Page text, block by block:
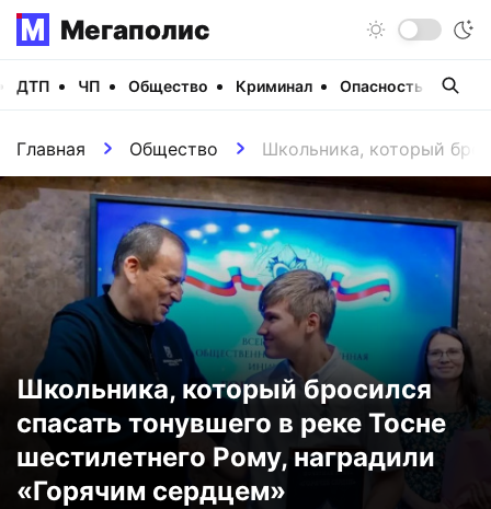
Мегаполис
ДТП ЧП Общество Криминал Опасность
Главная Общество Школьника, который
Школьника, который бросился
спасать тонувшего в реке Тосне
шестилетнего Рому, наградили
«Горячим сердцем»